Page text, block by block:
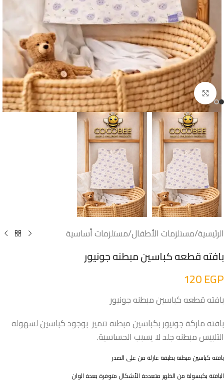
اضغط للتكبير
الرئيسية/مستلزمات الأطفال/مستلزمات أساسية
بافته قطعه كباسين مبطنه جونيور
120EGP
بافته قطعه كباسين مبطنه جونيور
بافته ماركة جونيور بكباسين مبطنه تتميز بوجود كباسين لسهوله
التلبيس مبطنه جلد لا يسبب الحساسية.
بافته كباسين مبطنة بطبقة عازلة من على الصدر
البافتة بكبسولة من الظهر متعددة الأشكال متوفرة بعدة الوان